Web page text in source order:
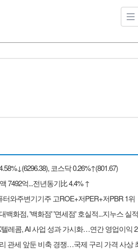
코스닥 0.26%↑(801.67)
7492억...전년동기比 4.4% ↑
와주변기기주 고ROE+저PER+저PBR 1위